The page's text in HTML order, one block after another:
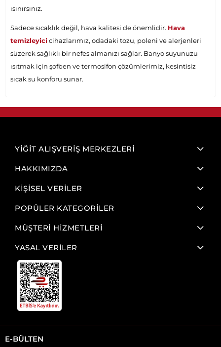
ısınırsınız.
Sadece sıcaklık değil, hava kalitesi de önemlidir. Hava
temizleyici cihazlarımız, odadaki tozu, poleni ve alerjenleri
süzerek sağlıklı bir nefes almanızı sağlar. Banyo suyunuzu
ısıtmak için şofben ve termosifon çözümlerimiz, kesintisiz
sıcak su konforu sunar.
YİĞİT ALIŞVERİŞ MERKEZLERİ
HAKKIMIZDA
KİŞİSEL VERİLER
POPÜLER KATEGORİLER
MÜŞTERİ HİZMETLERİ
YASAL VERİLER
E-BÜLTEN